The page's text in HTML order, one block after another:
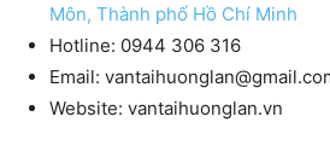
Môn, Thành phố Hồ Chí Minh
Hotline: 0944 306 316
Email:
Website: vantaihuonglan.vn